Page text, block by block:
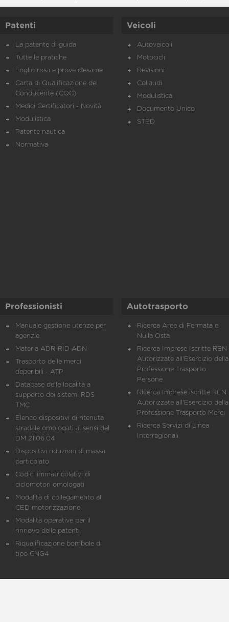
Patenti
La patente di guida
Tutte le pratiche
Foglio rosa e prove d’esame
Carta di Qualificazione del
Conducente (CQC)
Medici Certificatori - Novità
Modulistica
Patente nautica
Normativa
Veicoli
Autoveicoli
Motocicli
Revisioni
Collaudi
Modulistica
Documento Unico
STED
Professionisti
Manuale gestione utenze per
agenzie
Materia ADR-RID-ADN
Trasporto delle merci
deperibili - ATP
Database delle località a
supporto dei sistemi RDS
TMC
Elenco dispositivi di ritenuta
stradale omologati ai sensi del
DM 21.06.04
Dispositivi riduzioni di massa
particolato
Codici immatricolativi di
ciclomotori omologati
Modalità di collegamento al
CED motorizzazione
Modalità operative per il
rinnovo delle patenti
Riqualificazione bombole di
tipo CNG4
Autotrasporto
Ricerca Aree di Fermata e
Nulla Osta
Ricerca Imprese Iscritte REN
Autorizzate all'Esercizio della
Professione Trasporto
Persone
Ricerca Imprese iscritte REN
Autorizzate all'Esercizio della
Professione Trasporto Merci
Ricerca Servizi di Linea
Interregionali